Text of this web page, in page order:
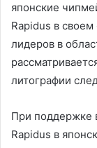
японские
Rapidus в своем
лидеров в
литографии
При поддержке
Rapidus в